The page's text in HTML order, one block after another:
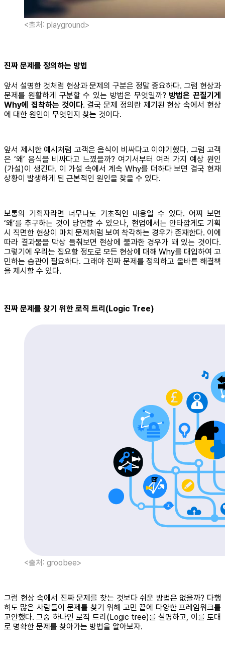
<출처: playground>
진짜 문제를 정의하는 방법
앞서 설명한 것처럼 현상과 문제의 구분은 정말 중요하다. 그럼 현상과
문제를 원활하게 구분할 수 있는 방법은 무엇일까? 방법은 끈질기게
Why에 집착하는 것이다. 결국 문제 정의란 제기된 현상 속에서 현상
에 대한 원인이 무엇인지 찾는 것이다.
앞서 제시한 예시처럼 고객은 음식이 비싸다고 이야기했다. 그럼 고객
은 ‘왜’ 음식을 비싸다고 느꼈을까? 여기서부터 여러 가지 예상 원인
(가설)이 생긴다. 이 가설 속에서 계속 Why를 더하다 보면 결국 현재
상황이 발생하게 된 근본적인 원인을 찾을 수 있다.
보통의 기획자라면 너무나도 기초적인 내용일 수 있다. 어찌 보면
‘왜’를 추구하는 것이 당연할 수 있으나, 현업에서는 안타깝게도 기획
시 직면한 현상이 마치 문제처럼 보여 착각하는 경우가 존재한다. 이에
따라 결과물을 막상 들춰보면 현상에 불과한 경우가 꽤 있는 것이다.
그렇기에 우리는 집요할 정도로 모든 현상에 대해 Why를 대입하여 고
민하는 습관이 필요하다. 그래야 진짜 문제를 정의하고 올바른 해결책
을 제시할 수 있다.
진짜 문제를 찾기 위한 로직 트리(Logic Tree)
<출처: groobee>
그럼 현상 속에서 진짜 문제를 찾는 것보다 쉬운 방법은 없을까? 다행
히도 많은 사람들이 문제를 찾기 위해 고민 끝에 다양한 프레임워크를
고안했다. 그중 하나인 로직 트리(Logic tree)를 설명하고, 이를 토대
로 명확한 문제를 찾아가는 방법을 알아보자.